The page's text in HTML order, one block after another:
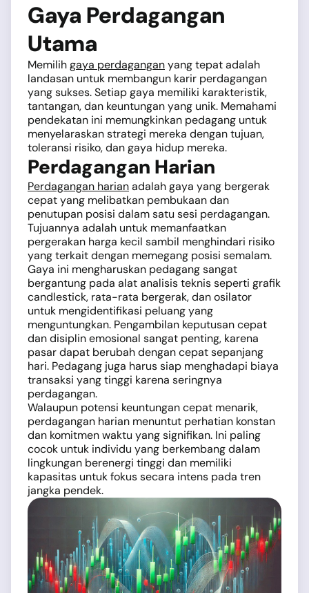
Gaya Perdagangan
Utama
Memilihgaya perdaganganyang tepat adalah
landasan untuk membangun karir perdagangan
yang sukses. Setiap gaya memiliki karakteristik,
tantangan, dan keuntungan yang unik. Memahami
pendekatan ini memungkinkan pedagang untuk
menyelaraskan strategi mereka dengan tujuan,
toleransi risiko, dan gaya hidup mereka.
Perdagangan Harian
Perdagangan harianadalah gaya yang bergerak
cepat yang melibatkan pembukaan dan
penutupan posisi dalam satu sesi perdagangan.
Tujuannya adalah untuk memanfaatkan
pergerakan harga kecil sambil menghindari risiko
yang terkait dengan memegang posisi semalam.
Gaya ini mengharuskan pedagang sangat
bergantung pada alat analisis teknis seperti grafik
candlestick, rata-rata bergerak, dan osilator
untuk mengidentifikasi peluang yang
menguntungkan. Pengambilan keputusan cepat
dan disiplin emosional sangat penting, karena
pasar dapat berubah dengan cepat sepanjang
hari. Pedagang juga harus siap menghadapi biaya
transaksi yang tinggi karena seringnya
perdagangan.
Walaupun potensi keuntungan cepat menarik,
perdagangan harian menuntut perhatian konstan
dan komitmen waktu yang signifikan. Ini paling
cocok untuk individu yang berkembang dalam
lingkungan berenergi tinggi dan memiliki
kapasitas untuk fokus secara intens pada tren
jangka pendek.